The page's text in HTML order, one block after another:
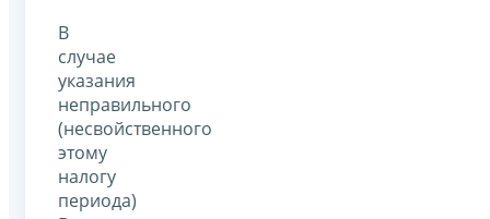
В
случае
указания
неправильного
(несвойственного
этому
налогу
периода)